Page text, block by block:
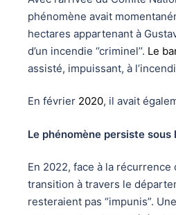
phénomène avait
hectares appartenant à
d’un incendie ‘’criminel’’. Le
assisté, impuissant, à
En février 2020, il avait
Le phénomène persiste sous
En 2022, face à la
transition à travers le
resteraient pas “impunis”.